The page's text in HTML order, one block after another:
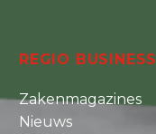
REGIO BUSINESS
Zakenmagazines
Nieuws